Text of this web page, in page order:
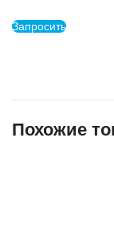
Запросить
Похожие